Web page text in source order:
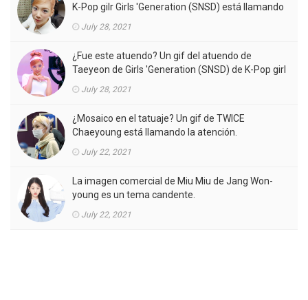
K-Pop gilr Girls 'Generation (SNSD) está llamando
la atención.
July 28, 2021
¿Fue este atuendo? Un gif del atuendo de
Taeyeon de Girls 'Generation (SNSD) de K-Pop girl
gorup en el MV está llamando la atención.
July 28, 2021
¿Mosaico en el tatuaje? Un gif de TWICE
Chaeyoung está llamando la atención.
July 22, 2021
La imagen comercial de Miu Miu de Jang Won-
young es un tema candente.
July 22, 2021